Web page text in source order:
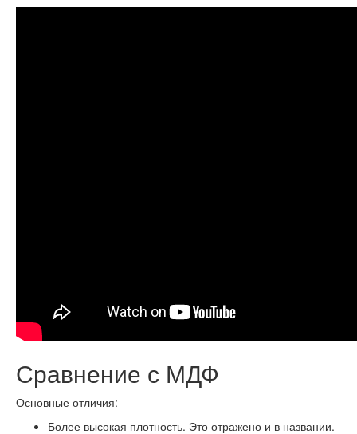
Сравнение с МДФ
Основные отличия:
Более высокая плотность. Это отражено и в названии.